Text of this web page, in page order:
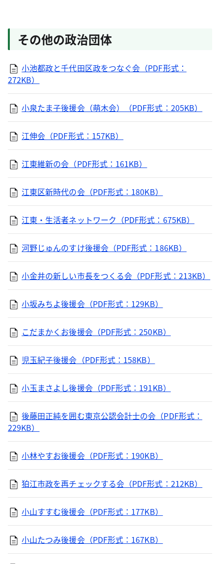
その他の政治団体
小池都政と千代田区政をつなぐ会（PDF形式：
272KB）
小泉たま子後援会（萌木会）（PDF形式：205KB）
江伸会（PDF形式：157KB）
江東維新の会（PDF形式：161KB）
江東区新時代の会（PDF形式：180KB）
江東・生活者ネットワーク（PDF形式：675KB）
河野じゅんのすけ後援会（PDF形式：186KB）
小金井の新しい市長をつくる会（PDF形式：213KB）
小坂みちよ後援会（PDF形式：129KB）
こだまかくお後援会（PDF形式：250KB）
児玉紀子後援会（PDF形式：158KB）
小玉まさよし後援会（PDF形式：191KB）
後藤田正純を囲む東京公認会計士の会（PDF形式：
229KB）
小林やすお後援会（PDF形式：190KB）
狛江市政を再チェックする会（PDF形式：212KB）
小山すすむ後援会（PDF形式：177KB）
小山たつみ後援会（PDF形式：167KB）